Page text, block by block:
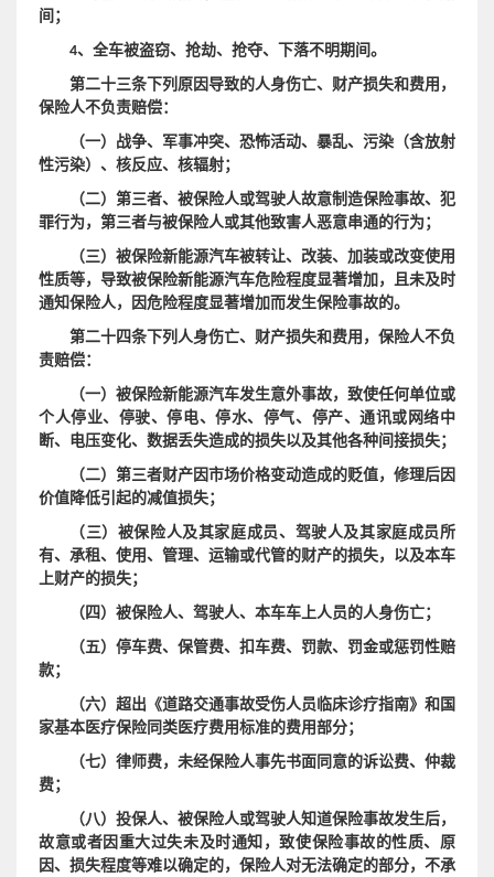
间；
4、全车被盗窃、抢劫、抢夺、下落不明期间。
第二十三条下列原因导致的人身伤亡、财产损失和费用，
保险人不负责赔偿：
（一）战争、军事冲突、恐怖活动、暴乱、污染（含放射
性污染）、核反应、核辐射；
（二）第三者、被保险人或驾驶人故意制造保险事故、犯
罪行为，第三者与被保险人或其他致害人恶意串通的行为；
（三）被保险新能源汽车被转让、改装、加装或改变使用
性质等，导致被保险新能源汽车危险程度显著增加，且未及时
通知保险人，因危险程度显著增加而发生保险事故的。
第二十四条下列人身伤亡、财产损失和费用，保险人不负
责赔偿：
（一）被保险新能源汽车发生意外事故，致使任何单位或
个人停业、停驶、停电、停水、停气、停产、通讯或网络中
断、电压变化、数据丢失造成的损失以及其他各种间接损失；
（二）第三者财产因市场价格变动造成的贬值，修理后因
价值降低引起的减值损失；
（三）被保险人及其家庭成员、驾驶人及其家庭成员所
有、承租、使用、管理、运输或代管的财产的损失，以及本车
上财产的损失；
（四）被保险人、驾驶人、本车车上人员的人身伤亡；
（五）停车费、保管费、扣车费、罚款、罚金或惩罚性赔
款；
（六）超出《道路交通事故受伤人员临床诊疗指南》和国
家基本医疗保险同类医疗费用标准的费用部分；
（七）律师费，未经保险人事先书面同意的诉讼费、仲裁
费；
（八）投保人、被保险人或驾驶人知道保险事故发生后，
故意或者因重大过失未及时通知，致使保险事故的性质、原
因、损失程度等难以确定的，保险人对无法确定的部分，不承